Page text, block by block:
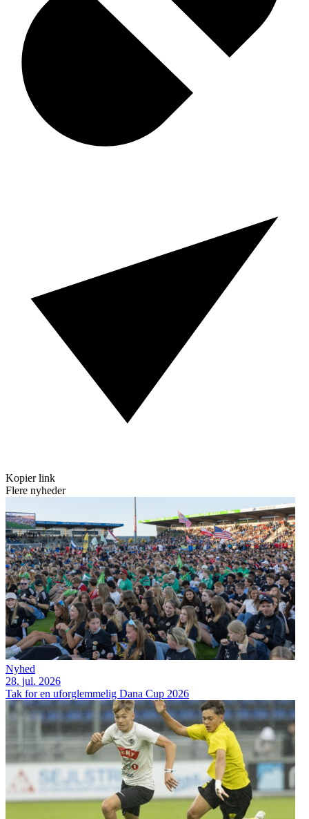
Kopier link
Flere nyheder
Nyhed
28. jul. 2026
Tak for en uforglemmelig Dana Cup 2026